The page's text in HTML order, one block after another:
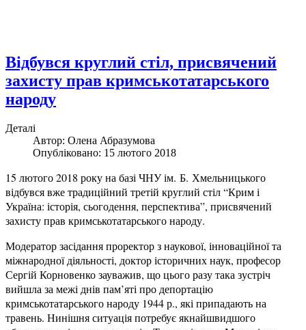
Відбувся круглий стіл, присвячений
захисту прав кримськотатарського
народу
Деталі
Автор: Олена Абразумова
Опубліковано: 15 лютого 2018
15 лютого 2018 року на базі ЧНУ ім. Б. Хмельницького
відбувся вже традиційний третій круглий стіл “Крим і
Україна: історія, сьогодення, перспектива”, присвячений
захисту прав кримськотатарського народу.
Модератор засідання проректор з наукової, інноваційної та
міжнародної діяльності, доктор історичних наук, професор
Сергій Корновенко зауважив, що цього разу така зустріч
вийшла за межі днів пам’яті про депортацію
кримськотатарського народу 1944 р., які припадають на
травень. Нинішня ситуація потребує якнайшвидшого